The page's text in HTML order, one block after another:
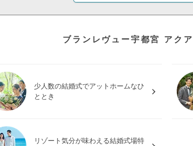
ブランレヴュー宇都宮 アク
少人数の結婚式でアットホームなひ
ととき
リゾート気分が味わえる結婚式場特